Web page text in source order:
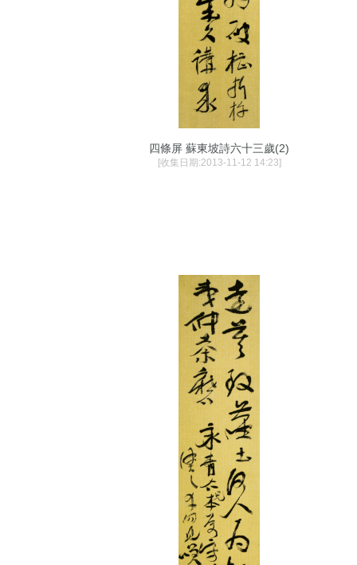
四條屏 蘇東坡詩六十三歲(2)
[收集日期:2013-11-12 14:23]